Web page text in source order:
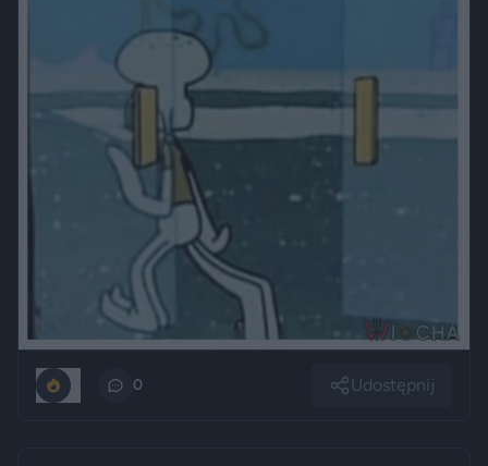
0 Udostępnij